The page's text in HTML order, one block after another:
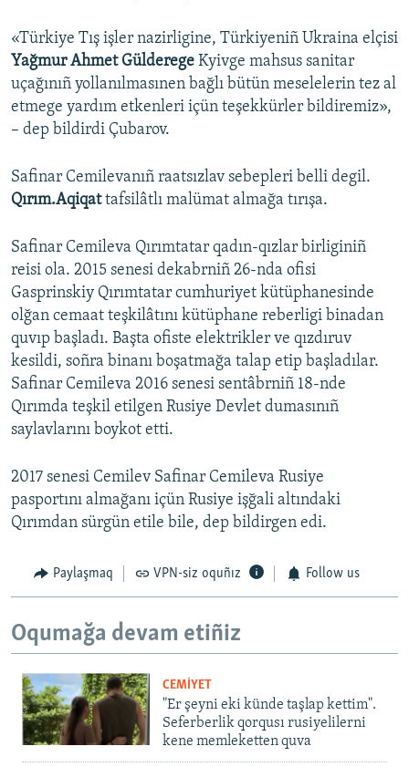
«Türkiye Tış işler nazirligine, Türkiyeniñ Ukraina elçisi
Yağmur Ahmet Gülderege Kyivge mahsus sanitar
uçağınıñ yollanılmasınen bağlı bütün meselelerin tez al
etmege yardım etkenleri içün teşekkürler bildiremiz»,
– dep bildirdi Çubarov.
Safinar Cemilevanıñ raatsızlav sebepleri belli degil.
Qırım.Aqiqattafsilâtlı malümat almağa tırışa.
Safinar Cemileva Qırımtatar qadın-qızlar birliginiñ
reisi ola. 2015 senesi dekabrniñ 26-nda ofisi
Gasprinskiy Qırımtatar cumhuriyet kütüphanesinde
olğan cemaat teşkilâtını kütüphane reberligi binadan
quvıp başladı. Başta ofiste elektrikler ve qızdıruv
kesildi, soñra binanı boşatmağa talap etip başladılar.
Safinar Cemileva 2016 senesi sentâbrniñ 18-nde
Qırımda teşkil etilgen Rusiye Devlet dumasınıñ
saylavlarını boykot etti.
2017 senesi Cemilev Safinar Cemileva Rusiye
pasportını almağanı içün Rusiye işğali altındaki
Qırımdan sürgün etile bile, dep bildirgen edi.
Paylaşmaq VPN-siz oquñız Follow us
Oqumağa devam etiñiz
CEMİYET
"Er şeyni eki künde taşlap kettim".
Seferberlik qorqusı rusiyelilerni
kene memleketten quva